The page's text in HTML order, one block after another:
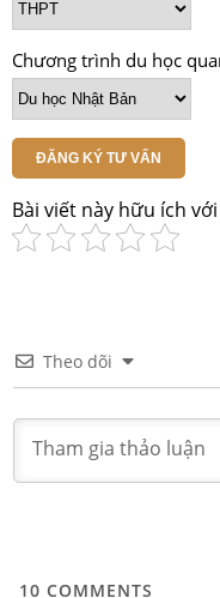
Chương trình du học
ĐĂNG KÝ TƯ VẤN
Bài viết này hữu ích
Theo dõi
10 COMMENTS